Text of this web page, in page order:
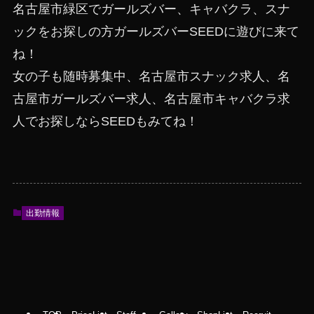
名古屋市緑区でガールズバー、キャバクラ、スナ
ックをお探しの方ガールズバーSEEDに遊びに来て
ね！
女の子も随時募集中、名古屋市スナック求人、名
古屋市ガールズバー求人、名古屋市キャバクラ求
人でお探しならSEEDもみてね！
出勤情報